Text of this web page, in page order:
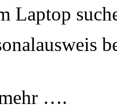
Laptop
….